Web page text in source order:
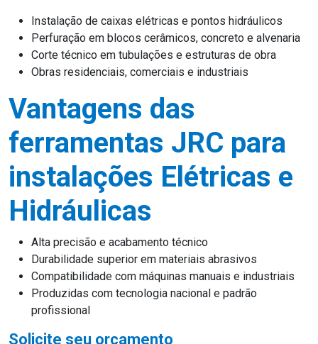
Instalação de caixas elétricas e pontos hidráulicos
Perfuração em blocos cerâmicos, concreto e alvenaria
Corte técnico em tubulações e estruturas de obra
Obras residenciais, comerciais e industriais
Vantagens das
ferramentas JRC para
instalações Elétricas e
Hidráulicas
Alta precisão e acabamento técnico
Durabilidade superior em materiais abrasivos
Compatibilidade com máquinas manuais e industriais
Produzidas com tecnologia nacional e padrão
profissional
Solicite seu orçamento